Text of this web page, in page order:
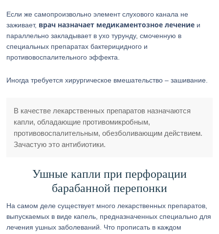
Если же самопроизвольно элемент слухового канала не
заживает, врач назначает медикаментозное лечение и
параллельно закладывает в ухо турунду, смоченную в
специальных препаратах бактерицидного и
противовоспалительного эффекта.
Иногда требуется хирургическое вмешательство – зашивание.
В качестве лекарственных препаратов назначаются
капли, обладающие противомикробным,
противовоспалительным, обезболивающим действием.
Зачастую это антибиотики.
Ушные капли при перфорации
барабанной перепонки
На самом деле существует много лекарственных препаратов,
выпускаемых в виде капель, предназначенных специально для
лечения ушных заболеваний. Что прописать в каждом